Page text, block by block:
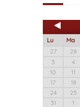
Lu Ma
27
28
3 4
10 11
17 18
24 25
31 1